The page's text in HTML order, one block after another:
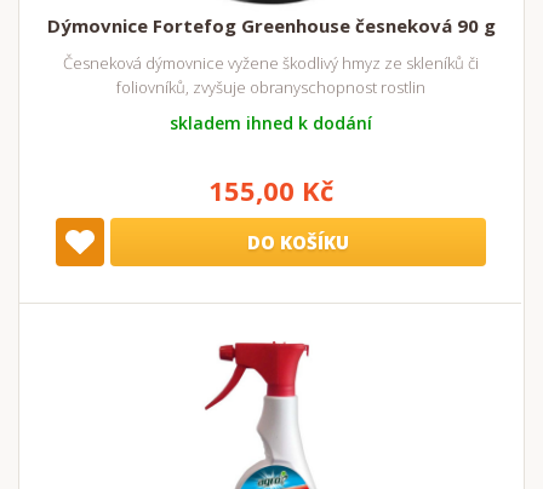
Dýmovnice Fortefog Greenhouse česneková 90 g
Česneková dýmovnice vyžene škodlivý hmyz ze skleníků či
foliovníků, zvyšuje obranyschopnost rostlin
skladem ihned k dodání
155,00 Kč
DO KOŠÍKU